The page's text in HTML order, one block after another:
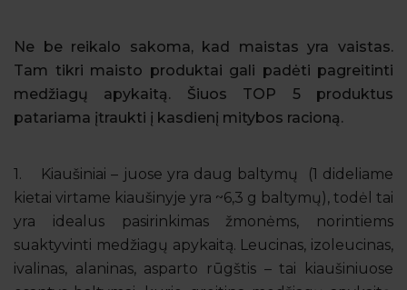
Ne be reikalo sakoma, kad maistas yra vaistas.
Tam tikri maisto produktai gali padėti pagreitinti
medžiagų apykaitą. Šiuos TOP 5 produktus
patariama įtraukti į kasdienį mitybos racioną.
1. Kiaušiniai – juose yra daug baltymų (1 dideliame
kietai virtame kiaušinyje yra ~6,3 g baltymų), todėl tai
yra idealus pasirinkimas žmonėms, norintiems
suaktyvinti medžiagų apykaitą. Leucinas, izoleucinas,
ivalinas, alaninas, asparto rūgštis – tai kiaušiniuose